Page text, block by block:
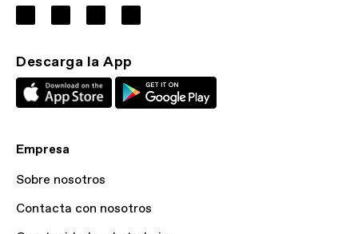
Descarga la App
Empresa
Sobre nosotros
Contacta con nosotros